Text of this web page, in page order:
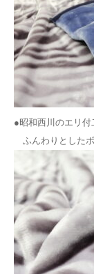
●昭和西川のエリ付
ふんわりとしたボ